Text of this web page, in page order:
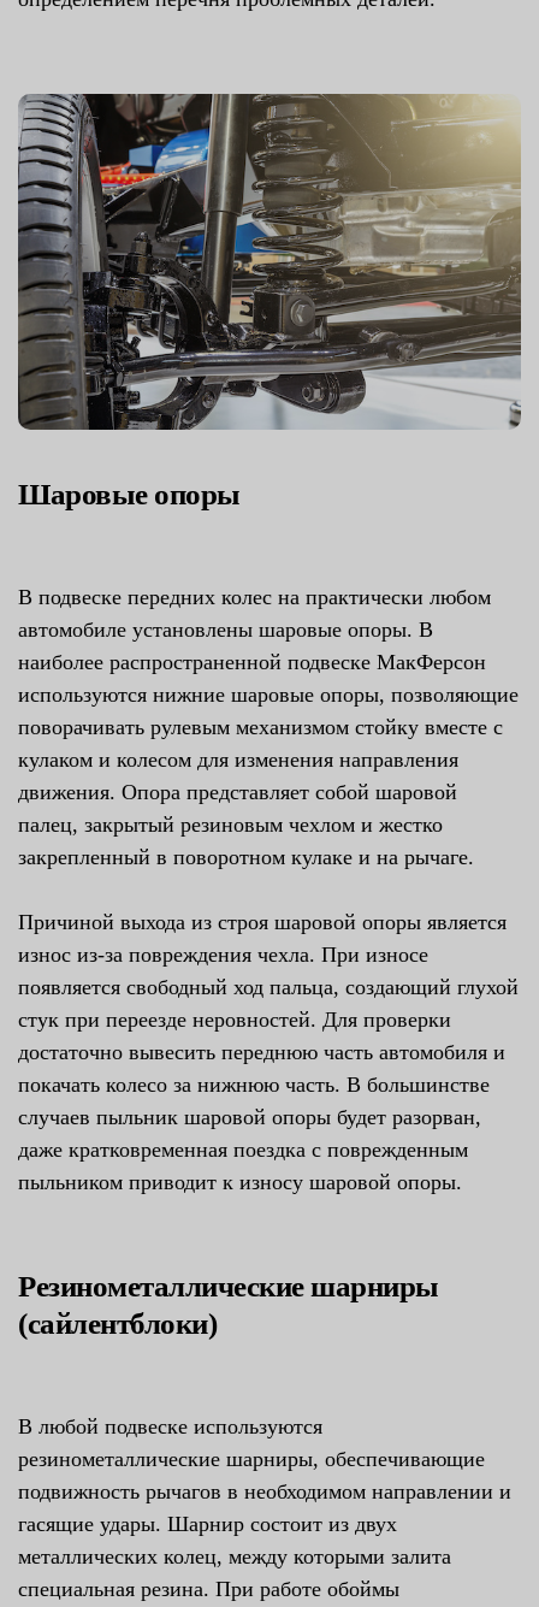
Шаровые опоры
В подвеске передних колес на практически любом
автомобиле установлены шаровые опоры. В
наиболее распространенной подвеске МакФерсон
используются нижние шаровые опоры, позволяющие
поворачивать рулевым механизмом стойку вместе с
кулаком и колесом для изменения направления
движения. Опора представляет собой шаровой
палец, закрытый резиновым чехлом и жестко
закрепленный в поворотном кулаке и на рычаге.
Причиной выхода из строя шаровой опоры является
износ из-за повреждения чехла. При износе
появляется свободный ход пальца, создающий глухой
стук при переезде неровностей. Для проверки
достаточно вывесить переднюю часть автомобиля и
покачать колесо за нижнюю часть. В большинстве
случаев пыльник шаровой опоры будет разорван,
даже кратковременная поездка с поврежденным
пыльником приводит к износу шаровой опоры.
Резинометаллические шарниры
(сайлентблоки)
В любой подвеске используются
резинометаллические шарниры, обеспечивающие
подвижность рычагов в необходимом направлении и
гасящие удары. Шарнир состоит из двух
металлических колец, между которыми залита
специальная резина. При работе обоймы